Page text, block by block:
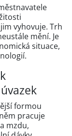
vyhovuje. Trh
mění. Je
situace,
formou
pracuje
mzdu,